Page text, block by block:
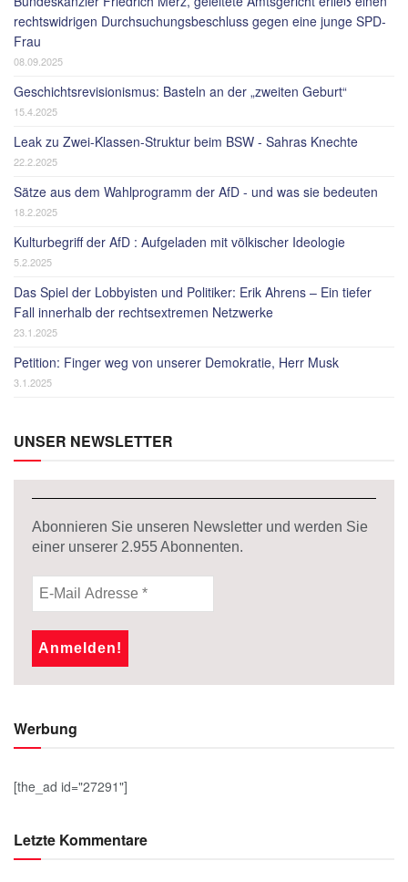
rechtswidrigen Durchsuchungsbeschluss gegen eine junge SPD-
Frau
08.09.2025
Geschichtsrevisionismus: Basteln an der „zweiten Geburt“
15.4.2025
Leak zu Zwei-Klassen-Struktur beim BSW - Sahras Knechte
22.2.2025
Sätze aus dem Wahlprogramm der AfD - und was sie bedeuten
18.2.2025
Kulturbegriff der AfD : Aufgeladen mit völkischer Ideologie
5.2.2025
Das Spiel der Lobbyisten und Politiker: Erik Ahrens – Ein tiefer
Fall innerhalb der rechtsextremen Netzwerke
23.1.2025
Petition: Finger weg von unserer Demokratie, Herr Musk
3.1.2025
UNSER NEWSLETTER
Abonnieren Sie unseren Newsletter und werden Sie
einer unserer 2.955Abonnenten.
Werbung
[the_ad id="27291"]
Letzte Kommentare